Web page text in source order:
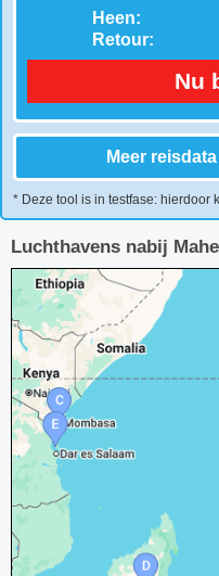
Heen:
Retour:
Nu
Meer
* Deze tool is in testfase: hierdoor
Luchthavens nabij Mahe